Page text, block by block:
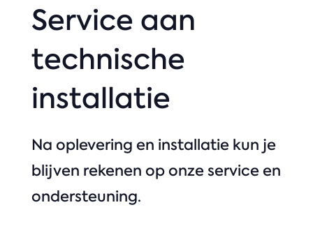
Service aan
technische
installatie
Na oplevering en installatie kun je
blijven rekenen op onze service en
ondersteuning.